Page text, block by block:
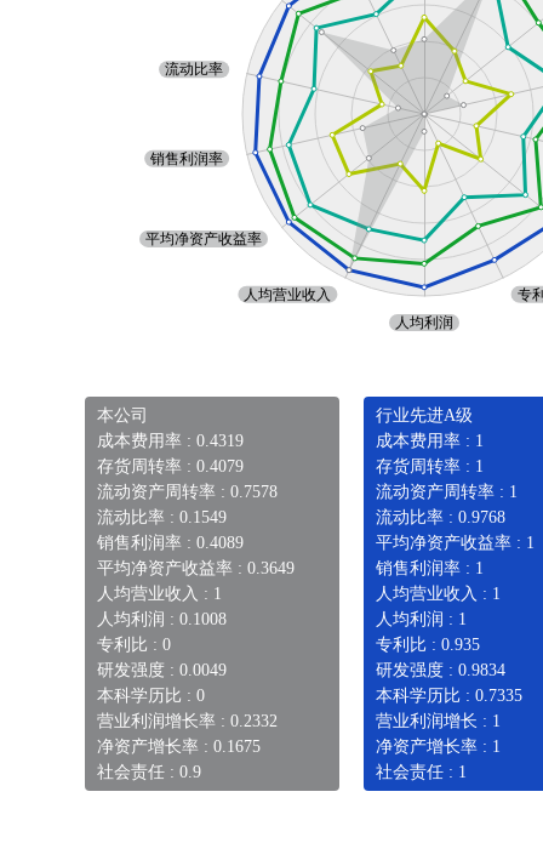
本公司
成本费用率 : 0.4319
存货周转率 : 0.4079
流动资产周转率 : 0.7578
流动比率 : 0.1549
销售利润率 : 0.4089
平均净资产收益率 : 0.3649
人均营业收入 : 1
人均利润 : 0.1008
专利比 : 0
研发强度 : 0.0049
本科学历比 : 0
营业利润增长率 : 0.2332
净资产增长率 : 0.1675
社会责任 : 0.9
行业先进A级
成本费用率 : 1
存货周转率 : 1
流动资产周转率 : 1
流动比率 : 0.9768
平均净资产收益率 : 1
销售利润率 : 1
人均营业收入 : 1
人均利润 : 1
专利比 : 0.935
研发强度 : 0.9834
本科学历比 : 0.7335
营业利润增长 : 1
净资产增长率 : 1
社会责任 : 1